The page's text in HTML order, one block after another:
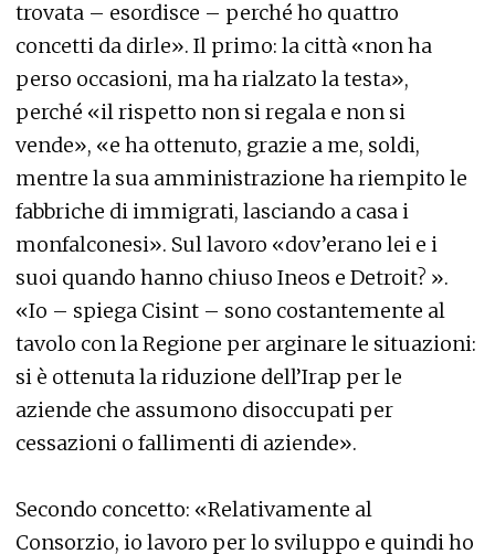
trovata – esordisce – perché ho quattro
concetti da dirle». Il primo: la città «non ha
perso occasioni, ma ha rialzato la testa»,
perché «il rispetto non si regala e non si
vende», «e ha ottenuto, grazie a me, soldi,
mentre la sua amministrazione ha riempito le
fabbriche di immigrati, lasciando a casa i
monfalconesi». Sul lavoro «dov’erano lei e i
suoi quando hanno chiuso Ineos e Detroit? ».
«Io – spiega Cisint – sono costantemente al
tavolo con la Regione per arginare le situazioni:
si è ottenuta la riduzione dell’Irap per le
aziende che assumono disoccupati per
cessazioni o fallimenti di aziende».
Secondo concetto: «Relativamente al
Consorzio, io lavoro per lo sviluppo e quindi ho